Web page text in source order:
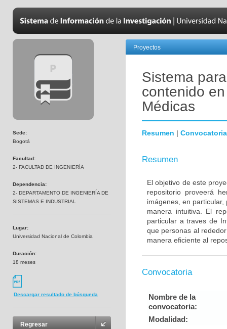
Sede:
Bogotá
Facultad:
2- FACULTAD DE INGENIERÍA
Dependencia:
2- DEPARTAMENTO DE INGENIERÍA DE
SISTEMAS E INDUSTRIAL
Lugar:
Universidad Nacional de Colombia
Duración:
18 meses
Descargar resultado de búsqueda
Regresar
Proyectos
Sistema
contenido
Médicas
Resumen | Convocatoria
Resumen
El objetivo de este
repositorio proveerá
imágenes, en
manera intuitiva. El
particular a traves de
que personas al
manera eficiente al
Convocatoria
Nombre de la
convocatoria:
Modalidad: